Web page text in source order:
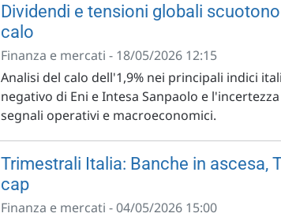
Dividendi e tensioni globali
calo
Finanza e mercati - 18/05/2026 12:15
Analisi del calo dell'1,9% nei principali indici
negativo di Eni e Intesa Sanpaolo e
segnali operativi e macroeconomici.
Trimestrali Italia: Banche in ascesa,
cap
Finanza e mercati - 04/05/2026 15:00